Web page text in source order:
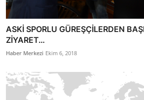
ASKİ SPORLU GÜREŞÇİLERDEN
ZİYARET…
Haber Merkezi Ekim 6, 2018